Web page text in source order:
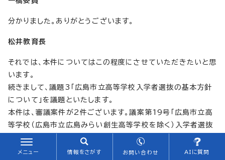
分かりました。ありがとうございます。
松井教育長
それでは、本件についてはこの程度にさせていただきたいと思
います。
続きまして、議題3「広島市立高等学校入学者選抜の基本方針
について」を議題といたします。
本件は、審議案件が2件ございます。議案第19号「広島市立高
等学校（広島市立広島みらい創生高等学校を除く）入学者選抜
の基本方針」、議案第20号「広島市立広島みらい創生高等学校
入学者選抜の基本方針」の2件につきまして、内容の説明を指
メニュー 情報をさがす お問い合わせ AIに質問